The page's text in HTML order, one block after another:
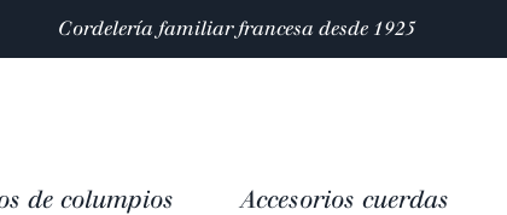
valorada con 4,9/5 enmas de 10 000 reseñas
de columpios Accesorios cuerdas